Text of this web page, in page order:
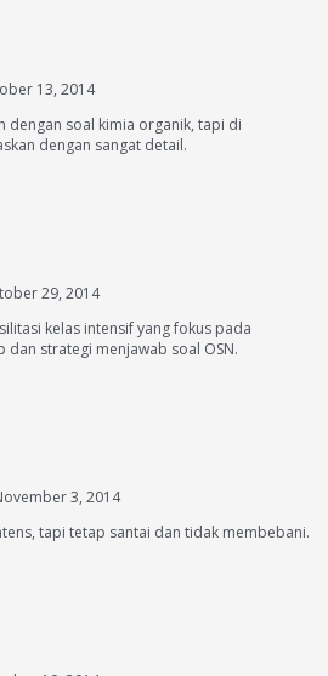
13, 2014
dengan soal kimia organik, tapi di
dengan sangat detail.
29, 2014
kelas intensif yang fokus pada
dan strategi menjawab soal OSN.
3, 2014
tapi tetap santai dan tidak membebani.